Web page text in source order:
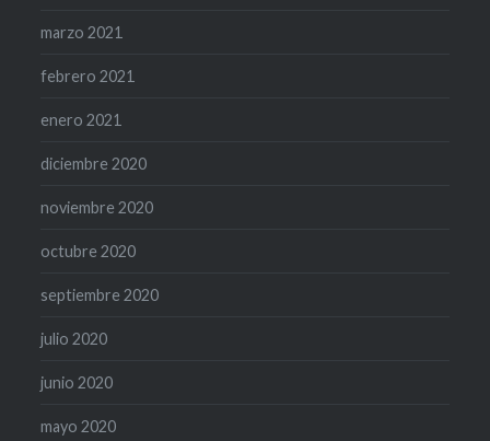
marzo 2021
febrero 2021
enero 2021
diciembre 2020
noviembre 2020
octubre 2020
septiembre 2020
julio 2020
junio 2020
mayo 2020